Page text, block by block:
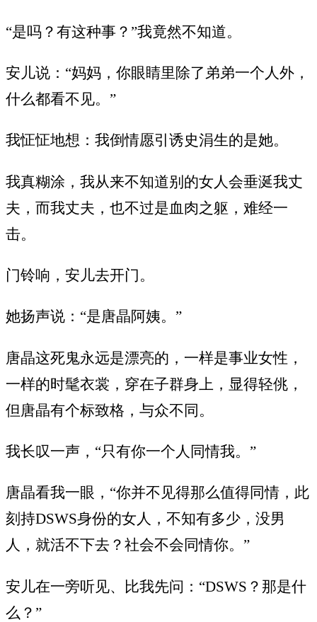
“是吗？有这种事？”我竟然不知道。
安儿说：“妈妈，你眼睛里除了弟弟一个人外，
什么都看不见。”
我怔怔地想：我倒情愿引诱史涓生的是她。
我真糊涂，我从来不知道别的女人会垂涎我丈
夫，而我丈夫，也不过是血肉之躯，难经一
击。
门铃响，安儿去开门。
她扬声说：“是唐晶阿姨。”
唐晶这死鬼永远是漂亮的，一样是事业女性，
一样的时髦衣裳，穿在子群身上，显得轻佻，
但唐晶有个标致格，与众不同。
我长叹一声，“只有你一个人同情我。”
唐晶看我一眼，“你并不见得那么值得同情，此
刻持DSWS身份的女人，不知有多少，没男
人，就活不下去？社会不会同情你。”
安儿在一旁听见、比我先问：“DSWS？那是什
么？”